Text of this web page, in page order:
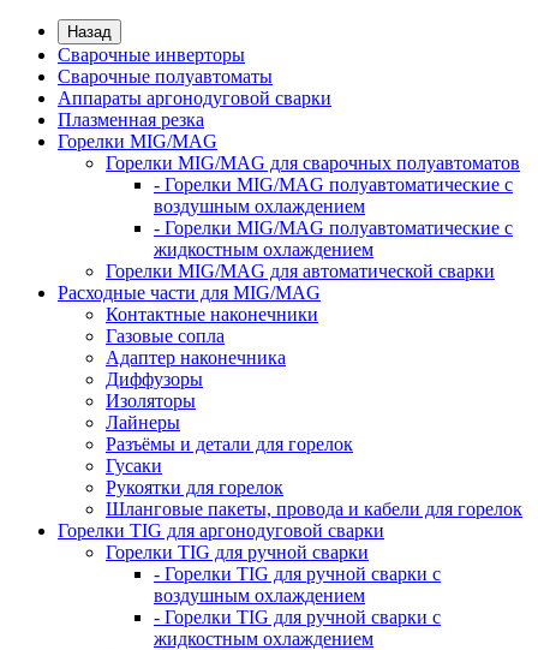
Назад
Сварочные инверторы
Сварочные полуавтоматы
Аппараты аргонодуговой сварки
Плазменная резка
Горелки MIG/MAG
Горелки MIG/MAG для сварочных полуавтоматов
- Горелки MIG/MAG полуавтоматические с
воздушным охлаждением
- Горелки MIG/MAG полуавтоматические с
жидкостным охлаждением
Горелки MIG/MAG для автоматической сварки
Расходные части для MIG/MAG
Контактные наконечники
Газовые сопла
Адаптер наконечника
Диффузоры
Изоляторы
Лайнеры
Разъёмы и детали для горелок
Гусаки
Рукоятки для горелок
Шланговые пакеты, провода и кабели для горелок
Горелки TIG для аргонодуговой сварки
Горелки TIG для ручной сварки
- Горелки TIG для ручной сварки с
воздушным охлаждением
- Горелки TIG для ручной сварки с
жидкостным охлаждением